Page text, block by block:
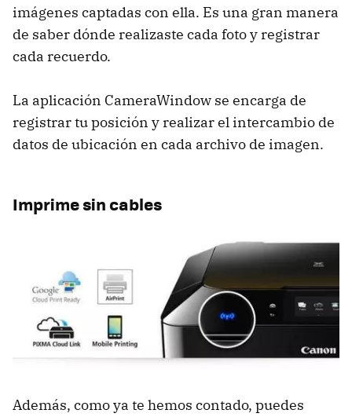
imágenes captadas con ella. Es una gran manera
de saber dónde realizaste cada foto y registrar
cada recuerdo.
La aplicación CameraWindow se encarga de
registrar tu posición y realizar el intercambio de
datos de ubicación en cada archivo de imagen.
Imprime sin cables
Además, como ya te hemos contado, puedes